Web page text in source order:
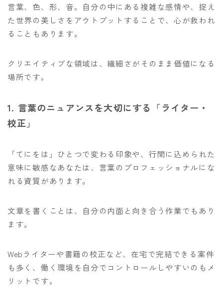
言葉、色、形、音。自分の中にある複雑な感情や、捉え
た世界の美しさをアウトプットすることで、心が救われ
ることもあります。
クリエイティブな領域は、繊細さがそのまま価値になる
場所です。
1. 言葉のニュアンスを大切にする「ライター・
校正」
「てにをは」ひとつで変わる印象や、行間に込められた
意味に敏感なあなたは、言葉のプロフェッショナルにな
れる資質があります。
文章を書くことは、自分の内面と向き合う作業でもあり
ます。
Webライターや書籍の校正など、在宅で完結できる案件
も多く、働く環境を自分でコントロールしやすいのもメ
リットです。